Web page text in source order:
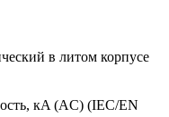
в литом корпусе
кA (AC) (IEC/EN